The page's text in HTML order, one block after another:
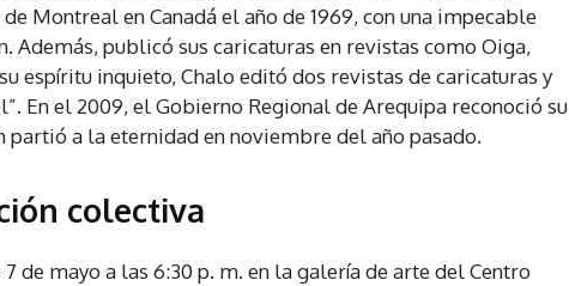
Montreal en Canadá el año de 1969, con una impecable
Además, publicó sus caricaturas en revistas como Oiga,
espíritu inquieto, Chalo editó dos revistas de caricaturas y
En el 2009, el Gobierno Regional de Arequipa reconoció su
a la eternidad en noviembre del año pasado.
colectiva
de mayo a las 6:30 p. m. en la galería de arte del Centro